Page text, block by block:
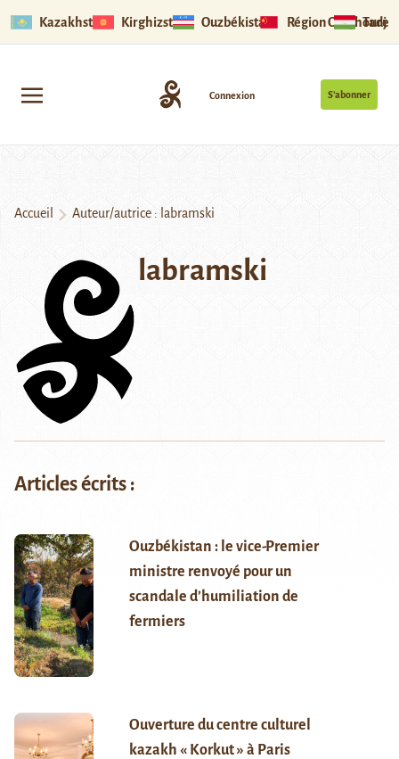
Kazakhstan Kirghizstan Ouzbékistan Région Ouïghoure
S’abonner
Connexion
Accueil Auteur/autrice : labramski
labramski
Articles écrits :
Ouzbékistan : le vice-Premier
ministre renvoyé pour un
scandale d’humiliation de
fermiers
Ouverture du centre culturel
kazakh « Korkut » à Paris